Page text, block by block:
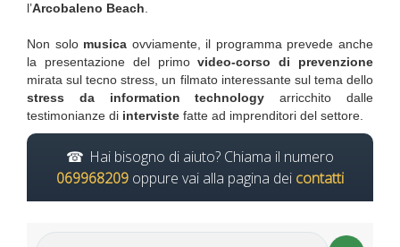
l’Arcobaleno Beach
Non solo musica ovviamente, il programma prevede anche
la presentazione del primovideo-corso di prevenzione
mirata sul tecno stress, un filmato interessante sul tema dello
stress da information technology arricchito dalle
testimonianze di interviste fatte ad imprenditori del settore.
Hai bisogno di aiuto? Chiama il numero
069968209 oppure vai alla pagina dei contatti